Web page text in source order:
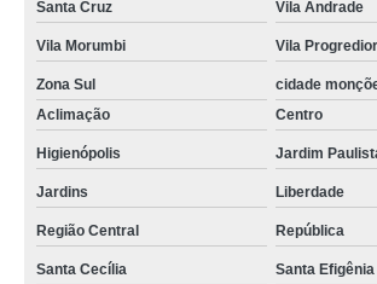
Santa Cruz Vila Andrade
Vila Morumbi Vila Progredior
Zona Sul
cidade
Aclimação
Centro
Higienópolis Jardim
Jardins Liberdade
Região Central República
Santa Cecília
Santa Efigênia